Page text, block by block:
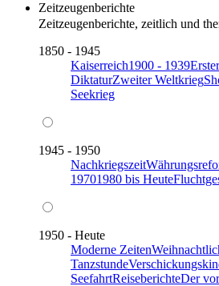
Zeitzeugenberichte
Zeitzeugenberichte, zeitlich und
1850 - 1945
Kaiserreich1900 - 1939
DiktaturZweiter Weltkrieg
Seekrieg
1945 - 1950
Nachkriegszeit
19701980 bis Heute
1950 - Heute
Moderne Zeiten
Tanzstunde
SeefahrtReiseberichteDer